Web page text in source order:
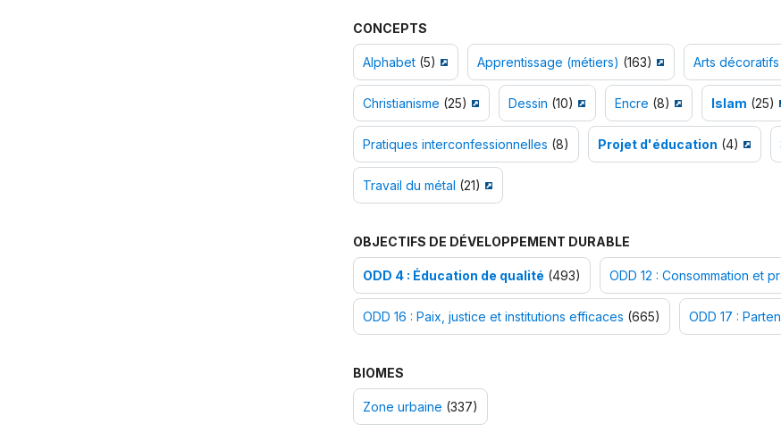
CONCEPTS
Alphabet(5) Apprentissage (métiers) (163) Arts décoratifs
Christianisme (25) Dessin (10) Encre (8) Islam (25)
Pratiques interconfessionnelles (8) Projet d'éducation (4)
Travail du métal (21)
OBJECTIFS DE DÉVELOPPEMENT DURABLE
ODD 4 : Éducation de qualité (493) ODD 12 : Consommation et
ODD 16 : Paix, justice et institutions efficaces (665) ODD 17 :
BIOMES
Zone urbaine (337)